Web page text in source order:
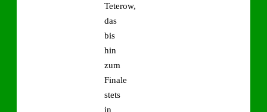
Teterow,
das
bis
hin
zum
Finale
stets
in